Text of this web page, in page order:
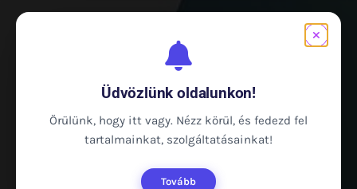
Üdvözlünk oldalunkon!
Örülünk, hogy itt vagy. Nézz körül, és fedezd fel
tartalmainkat, szolgáltatásainkat!
Tovább